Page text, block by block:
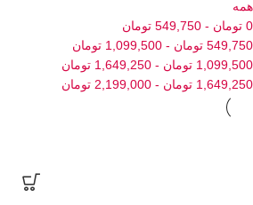
همه
0 تومان -
549,750 تومان
549,750 تومان -
1,099,500 تومان
1,099,500 تومان -
1,649,250 تومان
1,649,250 تومان -
2,199,000 تومان